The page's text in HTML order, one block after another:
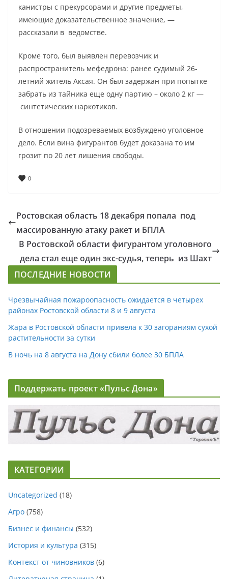
канистры с прекурсорами и другие предметы,
имеющие доказательственное значение, —
рассказали в ведомстве.
Кроме того, был выявлен перевозчик и
распространитель мефедрона: ранее судимый 26-
летний житель Аксая. Он был задержан при попытке
забрать из тайника еще одну партию – около 2 кг —
синтетических наркотиков.
В отношении подозреваемых возбуждено уголовное
дело. Если вина фигурантов будет доказана то им
грозит по 20 лет лишения свободы.
0
Ростовская область 18 декабря попала под
массированную атаку ракет и БПЛА
В Ростовской области фигурантом уголовного
дела стал еще один экс-судья, теперь из Шахт
ПОСЛЕДНИЕ НОВОСТИ
Чрезвычайная пожароопасность ожидается в четырех
районах Ростовской области 8 и 9 августа
Жара в Ростовской области привела к 30 загораниям сухой
растительности за сутки
В ночь на 8 августа на Дону сбили более 30 БПЛА
Поддержать проект «Пульс Дона»
КАТЕГОРИИ
Uncategorized (18)
Агро (758)
Бизнес и финансы (532)
История и культура (315)
Контекст от чиновников (6)